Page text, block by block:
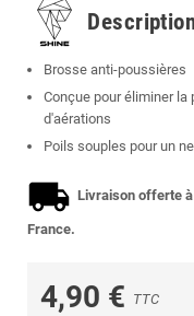
Brosse anti-poussières
Conçue pour éliminer
d'aérations
Poils souples pour un
Livraison offerte
France.
4,90 € TTC